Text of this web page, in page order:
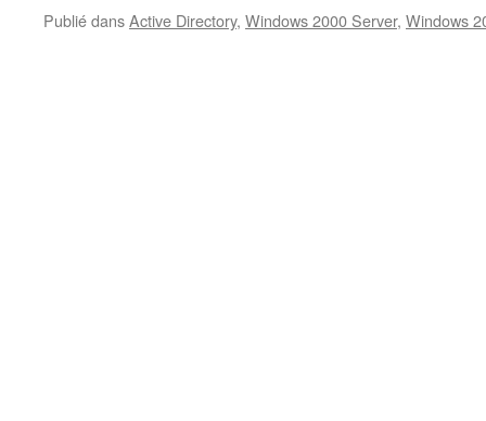
Publié dansActive Directory, Windows 2000 Server, Windows